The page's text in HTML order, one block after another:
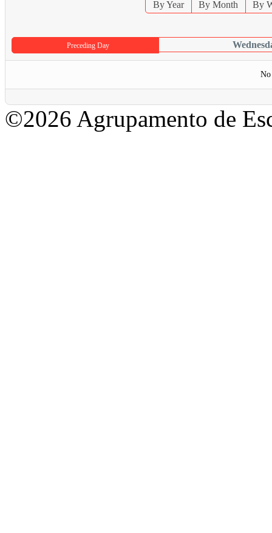
By Year By Month By
Preceding Day
No
©2026 Agrupamento de